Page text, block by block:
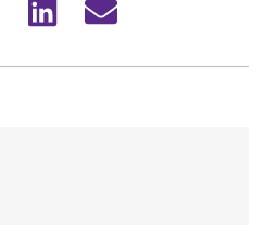
Share
Share